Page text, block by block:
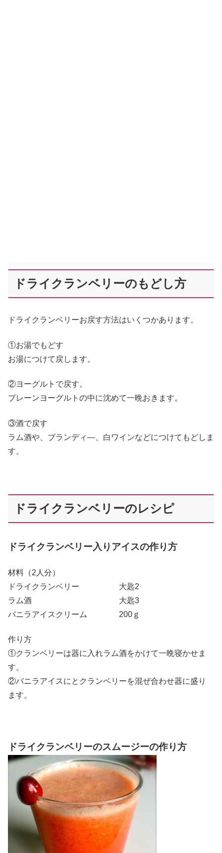
ドライクランベリーのもどし方
ドライクランベリーお戻す方法はいくつかあります。
①お湯でもどす
お湯につけて戻します。
②ヨーグルトで戻す。
プレーンヨーグルトの中に沈めて一晩おきます。
③酒で戻す
ラム酒や、ブランディ―、白ワインなどにつけてもどしま
す。
ドライクランベリーのレシピ
ドライクランベリー入りアイスの作り方
材料（2人分）
ドライクランベリー 大匙2
ラム酒 大匙3
バニラアイスクリーム 200ｇ
作り方
①クランベリーは器に入れラム酒をかけて一晩寝かせま
す。
②バニラアイスにとクランベリーを混ぜ合わせ器に盛り
ます。
ドライクランベリーのスムージーの作り方